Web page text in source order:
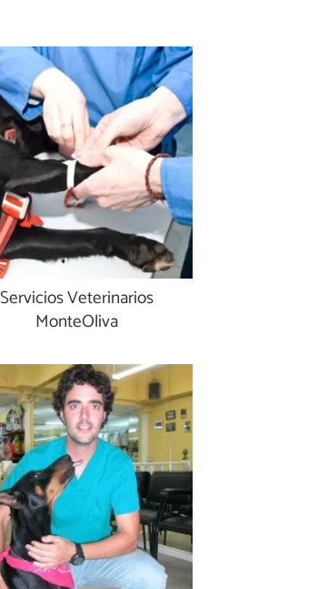
Servicios Veterinarios
MonteOliva